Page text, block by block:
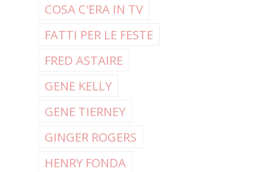
COSA C'ERA IN TV
FATTI PER LE FESTE
FRED ASTAIRE
GENE KELLY
GENE TIERNEY
GINGER ROGERS
HENRY FONDA